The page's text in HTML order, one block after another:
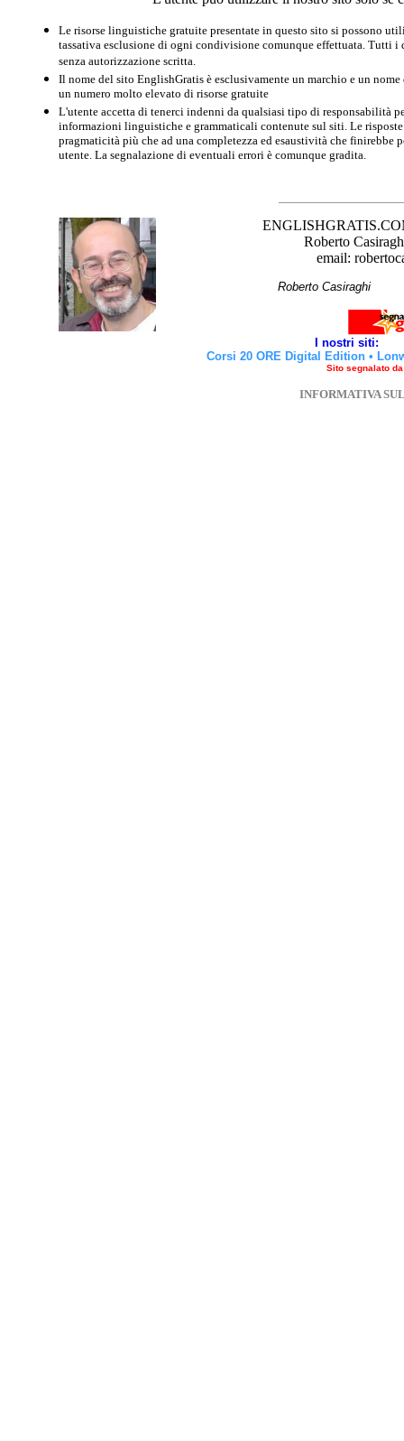
Le risorse linguistiche gratuite presentate in questo sito si possono
tassativa esclusione di ogni condivisione comunque effettuata. Tutti
senza autorizzazione scritta.
Il nome del sito EnglishGratis è esclusivamente un marchio e un
un numero molto elevato di risorse gratuite
L'utente accetta di tenerci indenni da qualsiasi tipo di responsabilità
informazioni linguistiche e grammaticali contenute sul siti. Le
pragmaticità più che ad una completezza ed esaustività che finirebbe
utente. La segnalazione di eventuali errori è comunque gradita.
Roberto
email:
Roberto
I nostri siti:
Corsi 20 ORE Digital Edition •
Sito segnalato
INFORMATIVA